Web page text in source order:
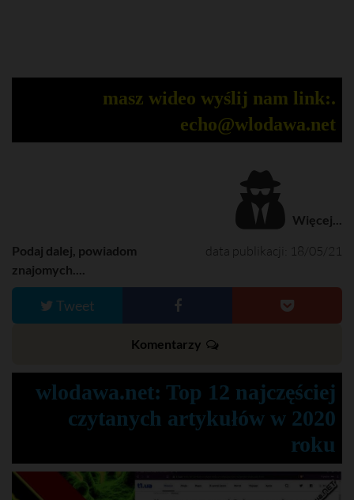
masz wideo wyślij nam link:.
echo@wlodawa.net
Więcej...
data publikacji: 18/05/21
Podaj dalej, powiadom
znajomych....
Tweet
Komentarzy
wlodawa.net: Top 12 najczęściej
czytanych artykułów w 2020
roku